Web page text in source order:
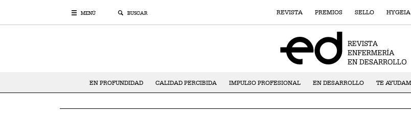
MENÚ BUSCAR REVISTA PREMIOS SELLO HYGEIA
EN PROFUNDIDAD CALIDAD PERCIBIDA IMPULSO PROFESIONAL EN DESARROLLO TE